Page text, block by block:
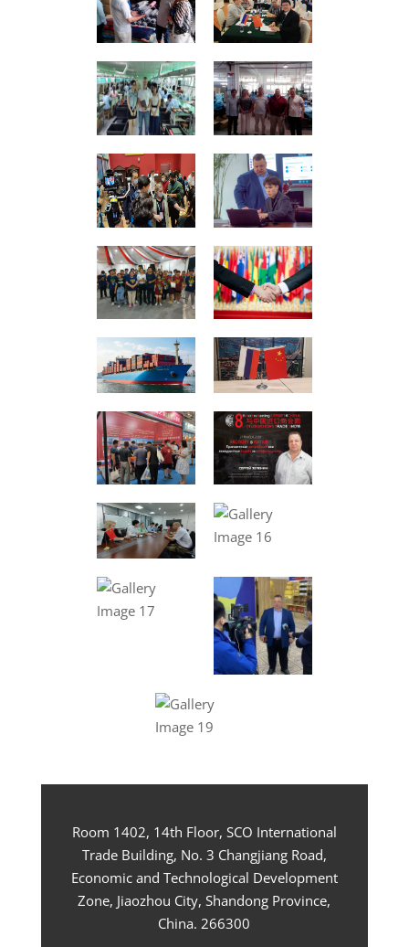
Room 1402, 14th Floor, SCO International
Trade Building, No. 3 Changjiang Road,
Economic and Technological Development
Zone, Jiaozhou City, Shandong Province,
China. 266300